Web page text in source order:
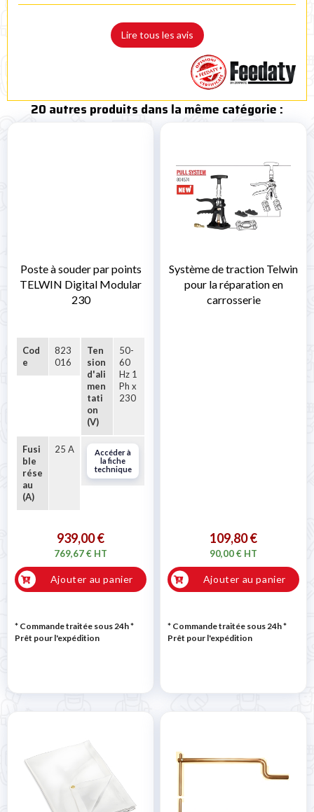
Lire tous les avis
20 autres produits dans la même catégorie :
Poste à souder par points
TELWIN Digital Modular
230
Cod
e
823
016
Ten
sion
d'ali
men
tati
on
(V)
50-
60
Hz 1
Ph x
230
Fusi
ble
rése
au
(A)
25 A
Accéder à
la fiche
technique
939,00 €
769,67 € HT
Ajouter au panier
* Commande traitée sous 24h*
Prêt pour l'expédition
Système de traction Telwin
pour la réparation en
carrosserie
109,80 €
90,00 € HT
Ajouter au panier
* Commande traitée sous 24h*
Prêt pour l'expédition